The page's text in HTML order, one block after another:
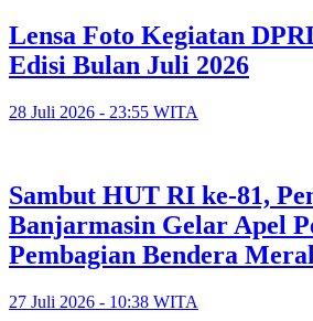
Lensa Foto Kegiatan
Edisi Bulan Juli 2026
28 Juli 2026 - 23:55 WITA
Sambut HUT RI ke-81,
Banjarmasin Gelar Apel
Pembagian Bendera
27 Juli 2026 - 10:38 WITA